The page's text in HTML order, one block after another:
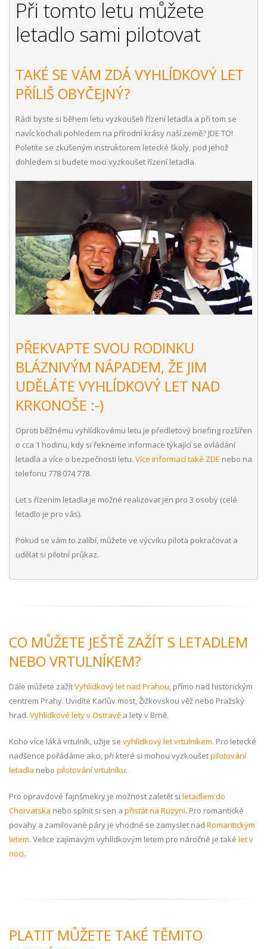
Při tomto letu můžete
letadlo sami pilotovat
TAKÉ SE VÁM ZDÁ VYHLÍDKOVÝ LET
PŘÍLIŠ OBYČEJNÝ?
Rádi byste si během letu vyzkoušeli řízení letadla a při tom se
navíc kochali pohledem na přírodní krásy naší země? JDE TO!
Poletíte se zkušeným instruktorem letecké školy, pod jehož
dohledem si budete moci vyzkoušet řízení letadla.
PŘEKVAPTE SVOU RODINKU
BLÁZNIVÝM NÁPADEM, ŽE JIM
UDĚLÁTE VYHLÍDKOVÝ LET NAD
KRKONOŠE :-)
Oproti běžnému vyhlídkovému letu je předletový briefing rozšířen
o cca 1 hodinu, kdy si řekneme informace týkající se ovládání
letadla a více o bezpečnosti letu. Více informací také ZDE nebo na
telefonu 778 074 778.
Let s řízením letadla je možné realizovat jen pro 3 osoby (celé
letadlo je pro vás).
Pokud se vám to zalíbí, můžete ve výcviku pilota pokračovat a
udělat si pilotní průkaz.
CO MŮŽETE JEŠTĚ ZAŽÍT S LETADLEM
NEBO VRTULNÍKEM?
Dále můžete zažítVyhlídkový let nad Prahou, přímo nad historickým
centrem Prahy. Uvidíte Karlův most, Žižkovskou věž nebo Pražský
hrad. Vyhlídkové lety v Ostravě a lety v Brně.
Koho více láká vrtulník, užije se vyhlídkový let vrtulníkem. Pro letecké
nadšence pořádáme akci, při které si mohou vyzkoušetpilotování
letadla nebo pilotování vrtulníku.
Pro opravdové fajnšmekry je možnost zaletět si letadlem do
Chorvatska nebo splnit si sen a přistát na Ruzyni. Pro romantické
povahy a zamilované páry je vhodné se zamyslet nad Romantickým
letem. Velice zajímavým vyhlídkovým letem pro náročné je také let v
noci.
PLATIT MŮŽETE TAKÉ TĚMITO